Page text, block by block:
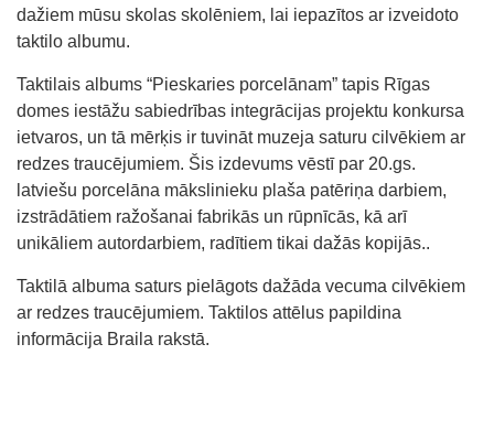
dažiem mūsu skolas skolēniem, lai iepazītos ar izveidoto
taktilo albumu.
Taktilais albums “Pieskaries porcelānam” tapis Rīgas
domes iestāžu sabiedrības integrācijas projektu konkursa
ietvaros, un tā mērķis ir tuvināt muzeja saturu cilvēkiem ar
redzes traucējumiem. Šis izdevums vēstī par 20.gs.
latviešu porcelāna mākslinieku plaša patēriņa darbiem,
izstrādātiem ražošanai fabrikās un rūpnīcās, kā arī
unikāliem autordarbiem, radītiem tikai dažās kopijās..
Taktilā albuma saturs pielāgots dažāda vecuma cilvēkiem
ar redzes traucējumiem. Taktilos attēlus papildina
informācija Braila rakstā.